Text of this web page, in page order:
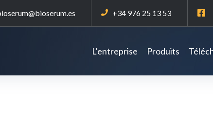
+34 976 25 13 53
L’entreprise Produits